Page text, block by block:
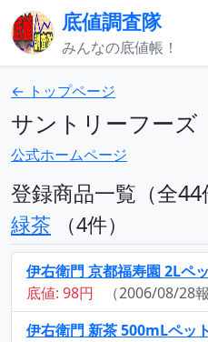
底値調査隊
みんなの底値帳！
← トップページ
サントリーフーズ
公式ホームページ
登録商品一覧（全44
緑茶 （4件）
伊右衛門 京都福寿園 2Lペ
底値: 98円
（2006/08/28報
伊右衛門 新茶 500mLペット